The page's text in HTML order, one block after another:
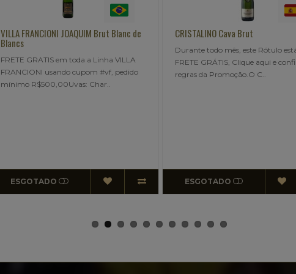
VILLA FRANCIONI JOAQUIM Brut Blanc de
Blancs
FRETE GRATIS em toda a Linha VILLA
FRANCIONI usando cupom #vf, pedido
mínimo R$500,00Uvas: Char..
ESGOTADO
CRISTALINO Cava Brut
Durante todo mês, este Rótulo
FRETE GRÁTIS, Clique aqui e
regras da Promoção.O C..
ESGOTADO